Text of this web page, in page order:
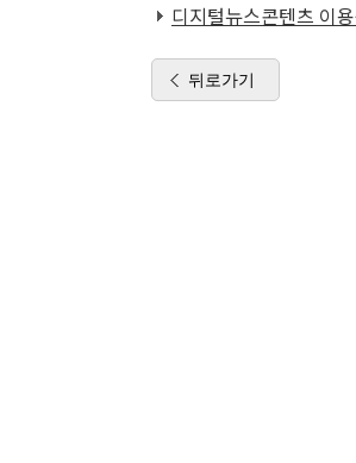
디지털뉴스콘텐츠 이
뒤로가기